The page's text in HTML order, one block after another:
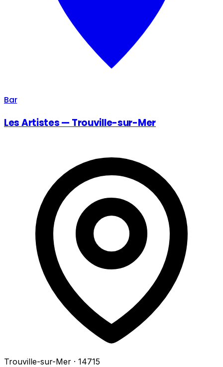
Bar
Les Artistes — Trouville-sur-Mer
Trouville-sur-Mer · 14715